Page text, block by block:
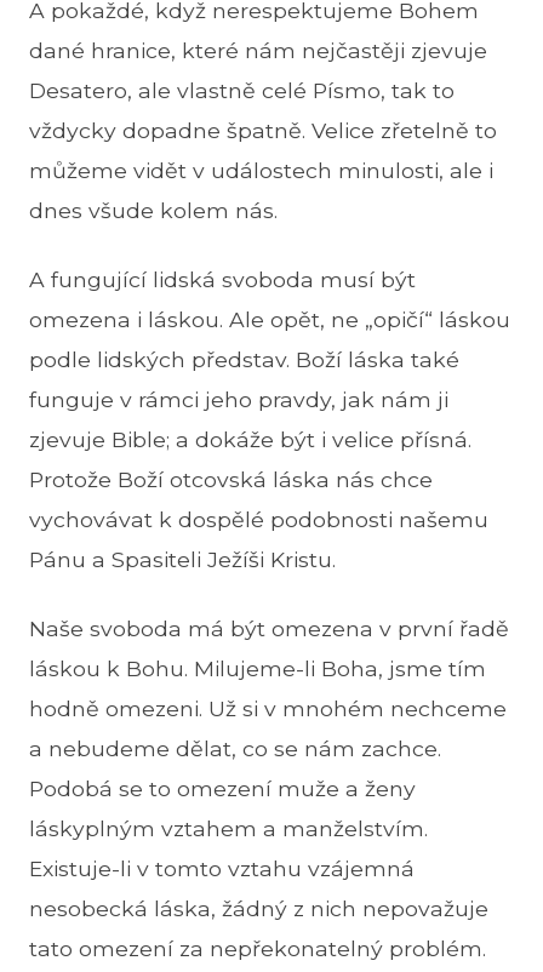
A pokaždé, když nerespektujeme Bohem
dané hranice, které nám nejčastěji zjevuje
Desatero, ale vlastně celé Písmo, tak to
vždycky dopadne špatně. Velice zřetelně to
můžeme vidět v událostech minulosti, ale i
dnes všude kolem nás.
A fungující lidská svoboda musí být
omezena i láskou. Ale opět, ne „opičí“ láskou
podle lidských představ. Boží láska také
funguje v rámci jeho pravdy, jak nám ji
zjevuje Bible; a dokáže být i velice přísná.
Protože Boží otcovská láska nás chce
vychovávat k dospělé podobnosti našemu
Pánu a Spasiteli Ježíši Kristu.
Naše svoboda má být omezena v první řadě
láskou k Bohu. Milujeme-li Boha, jsme tím
hodně omezeni. Už si v mnohém nechceme
a nebudeme dělat, co se nám zachce.
Podobá se to omezení muže a ženy
láskyplným vztahem a manželstvím.
Existuje-li v tomto vztahu vzájemná
nesobecká láska, žádný z nich nepovažuje
tato omezení za nepřekonatelný problém.